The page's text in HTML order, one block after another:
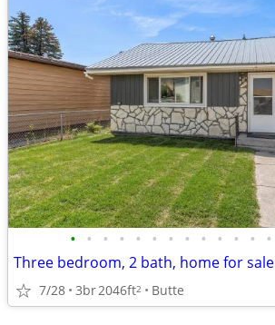
• • • • • • • • • • • • •
Three bedroom, 2 bath, home for sale
7/28 3br2046ft2 Butte